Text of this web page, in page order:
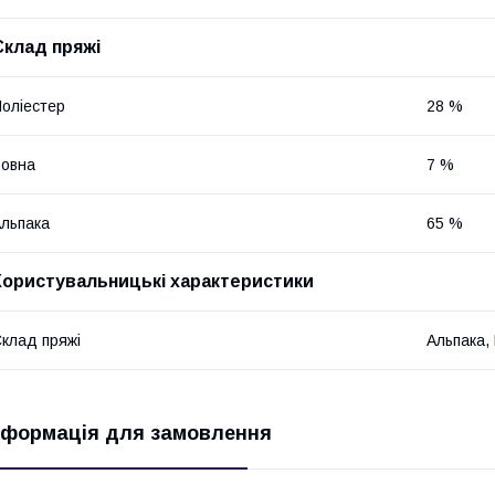
пряжі
28 %
7 %
65 %
характеристики
пряжі Альпака,
для замовлення